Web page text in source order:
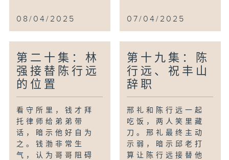
08/04/2025 07/04/2025
第二十集：林
强接替陈行远
的位置
看守所里，钱才拜
托律师给弟弟带
话，暗示他好自为
之。钱渤非常生
气，认为哥哥阻碍
第十九集：陈
行远、祝丰山
辞职
邢礼和陈行远一起
吃饭，两人笑里藏
刀。邢礼最终主动
示弱，暗示邱老打
算让陈行远接替他